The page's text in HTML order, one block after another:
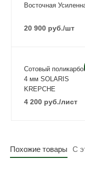
Восточная
20 900руб./шт
Сотовый
4 мм SOLARIS
KREPCHE
4 200руб./лист
Похожие товары С